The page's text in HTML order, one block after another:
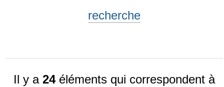
recherche
Il y a 24éléments qui correspondent à